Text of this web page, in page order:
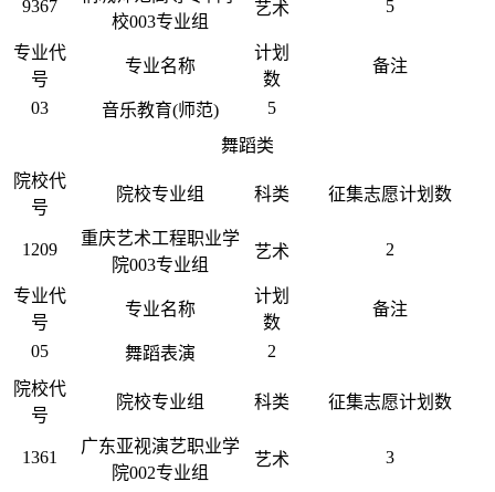
9367
校003专业组
艺术 5
专业代
号
专业名称
计划
数
备注
03 音乐教育(师范)
5
舞蹈类
院校代
号
院校专业组 科类 征集志愿计划数
1209
重庆艺术工程职业学
院003专业组
艺术 2
专业代
号
专业名称
计划
数
备注
05 舞蹈表演
2
院校代
号
院校专业组 科类 征集志愿计划数
1361
广东亚视演艺职业学
院002专业组
艺术 3